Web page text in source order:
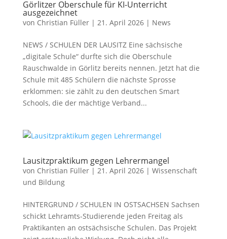
Görlitzer Oberschule für KI-Unterricht
ausgezeichnet
von Christian Füller| 21. April 2026| News
NEWS / SCHULEN DER LAUSITZ Eine sächsische
„digitale Schule“ durfte sich die Oberschule
Rauschwalde in Görlitz bereits nennen. Jetzt hat die
Schule mit 485 Schülern die nächste Sprosse
erklommen: sie zählt zu den deutschen Smart
Schools, die der mächtige Verband...
Lausitzpraktikum gegen Lehrermangel
von Christian Füller| 21. April 2026| Wissenschaft
und Bildung
HINTERGRUND / SCHULEN IN OSTSACHSEN Sachsen
schickt Lehramts-Studierende jeden Freitag als
Praktikanten an ostsächsische Schulen. Das Projekt